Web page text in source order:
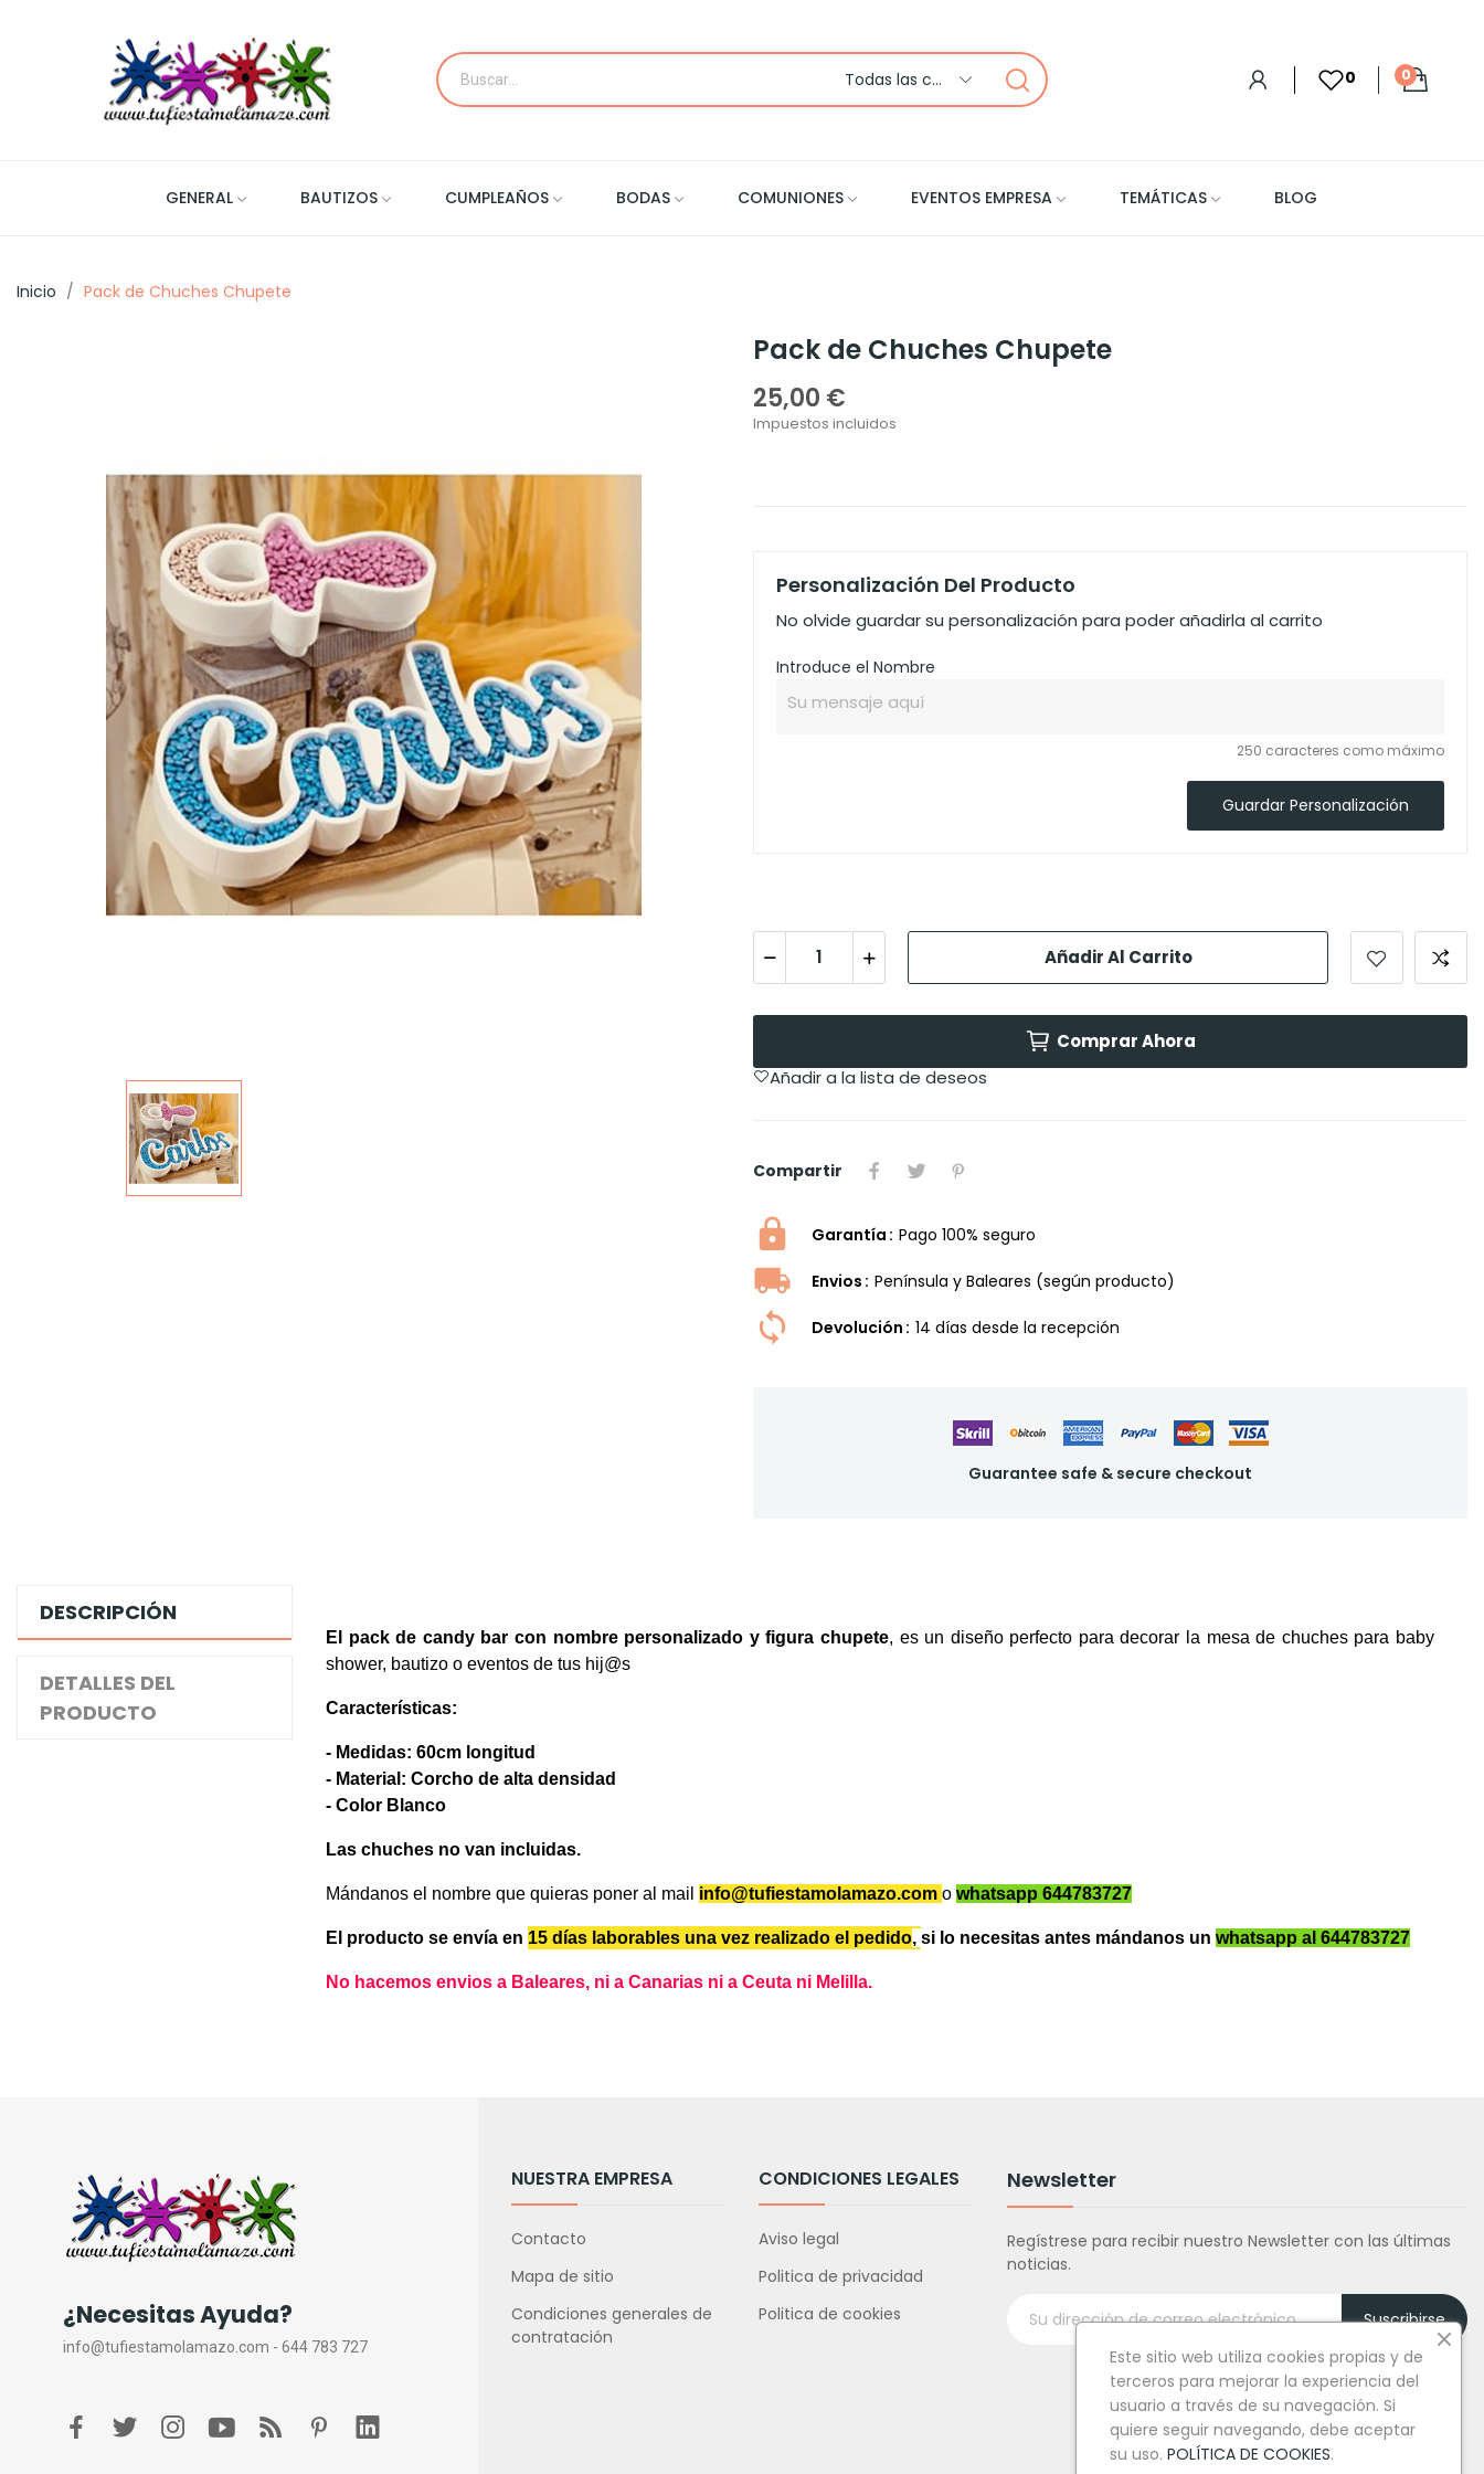
Todas las categorias 0 0
GENERAL BAUTIZOS CUMPLEAÑOS BODAS COMUNIONES EVENTOS EMPRESA TEMÁTICAS BLOG
Inicio Pack de Chuches Chupete
Pack de Chuches Chupete
25,00 €
Impuestos incluidos
Personalización Del Producto
No olvide guardar su personalización para poder añadirla al carrito
Introduce el Nombre
250 caracteres como máximo
Guardar Personalización
Añadir Al Carrito
Comprar Ahora
Añadir a la lista de deseos
Compartir
Garantía Pago 100% seguro
Envios Península y Baleares (según producto)
Devolución 14 dí­as desde la recepción
Guarantee safe & secure checkout
DESCRIPCIÓN
DETALLES DEL
PRODUCTO
El pack de candy bar con nombre personalizado y figura chupete, es un diseño perfecto para decorar la mesa de chuches para baby
shower, bautizo o eventos de tus hij@s
Características:
- Medidas: 60cm longitud
- Material: Corcho de alta densidad
- Color Blanco
Las chuches no van incluidas.
Mándanos el nombre que quieras poner al mail info@tufiestamolamazo.com o whatsapp 644783727
El producto se envía en 15 días laborables una vez realizado el pedido, si lo necesitas antes mándanos un whatsapp al 644783727
No hacemos envios a Baleares, ni a Canarias ni a Ceuta ni Melilla.
¿Necesitas Ayuda?
info@tufiestamolamazo.com - 644 783 727
NUESTRA EMPRESA
Contacto
Mapa de sitio
Condiciones generales de
contratación
CONDICIONES LEGALES
Aviso legal
Politica de privacidad
Politica de cookies
Newsletter
Regístrese para recibir nuestro Newsletter con las últimas
noticias.
Suscribirse
Este sitio web utiliza cookies propias y de
terceros para mejorar la experiencia del
usuario a través de su navegación. Si
quiere seguir navegando, debe aceptar
su uso. POLÍTICA DE COOKIES.